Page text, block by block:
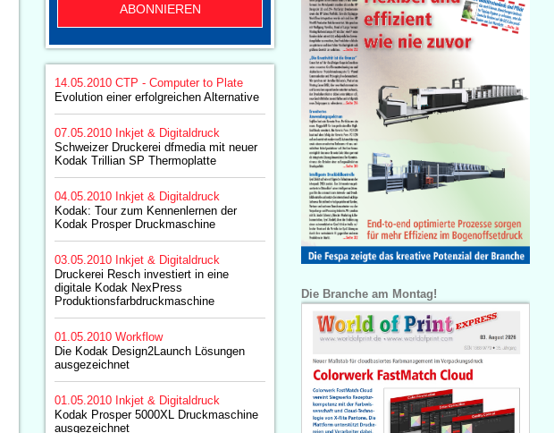
ABONNIEREN
14.05.2010 CTP - Computer to Plate
Evolution einer erfolgreichen Alternative
07.05.2010 Inkjet & Digitaldruck
Schweizer Druckerei dfmedia mit neuer
Kodak Trillian SP Thermoplatte
04.05.2010 Inkjet & Digitaldruck
Kodak: Tour zum Kennenlernen der
Kodak Prosper Druckmaschine
03.05.2010 Inkjet & Digitaldruck
Druckerei Resch investiert in eine
digitale Kodak NexPress
Produktionsfarbdruckmaschine
01.05.2010 Workflow
Die Kodak Design2Launch Lösungen
ausgezeichnet
01.05.2010 Inkjet & Digitaldruck
Kodak Prosper 5000XL Druckmaschine
ausgezeichnet
Die Branche am Montag!